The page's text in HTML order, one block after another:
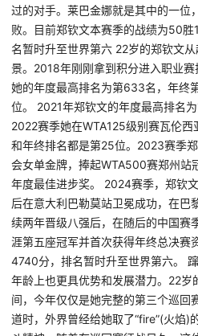
过的对手。莱巴金娜就是其中的一位
败。目前郑钦文本赛季的战绩为50
名暂时升至世界第六 22岁的郑钦文
景。2018年刚刚拿到积分进入职业
她的年度最高排名为第633名，年终
位。 2021年郑钦文的年度最高排名
2022赛季她在WTA125级别赛瓦伦
和年终排名都是第25位。2023赛季
会女单金牌，捧起WTA500赛郑州站
年度最佳进步奖。 2024赛季，郑钦
后在意大利巴勒莫站卫冕成功，在巴
续两年晋级八强后，在随后的中国赛
涯第五座冠军并首次获得年终总决
4740分，排名暂时升至世界第六。
年龄上也更具优势和发展潜力。22
间，今年仅仅是她完整的第三个巡回
道时，外界曾经给她取了“fire”(火焰)